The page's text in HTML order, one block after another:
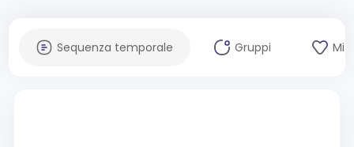
Sequenza temporale Gruppi Mi